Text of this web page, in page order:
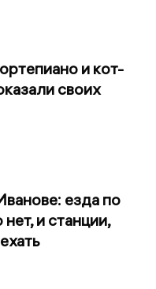
и кот-
своих
езда по
и станции,